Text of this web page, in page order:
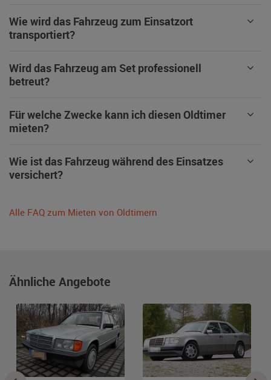
Wie wird das Fahrzeug zum Einsatzort
transportiert?
Wird das Fahrzeug am Set professionell
betreut?
Für welche Zwecke kann ich diesen Oldtimer
mieten?
Wie ist das Fahrzeug während des Einsatzes
versichert?
Alle FAQ zum Mieten von Oldtimern
Ähnliche Angebote